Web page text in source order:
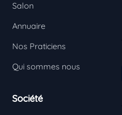
Salon
Annuaire
Nos Praticiens
Qui sommes nous
Société